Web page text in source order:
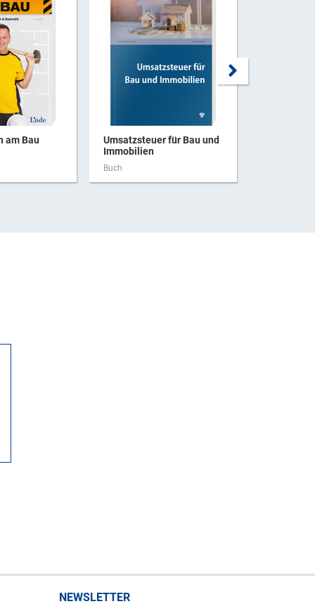
am Bau
Umsatzsteuer für Bau und
Immobilien
Buch
NEWSLETTER